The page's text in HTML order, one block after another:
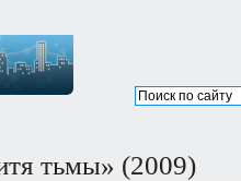
тьмы» (2009)